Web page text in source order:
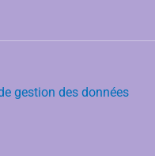
gestion des données